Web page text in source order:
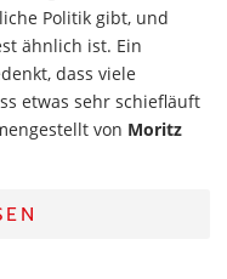
Politik gibt, und
ähnlich ist. Ein
dass viele
etwas sehr schiefläuft
von Moritz